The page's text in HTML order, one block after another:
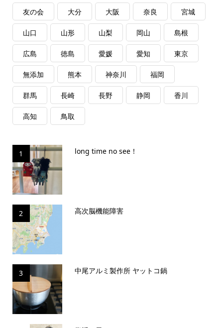
友の会 大分 大阪 奈良 宮城
山口 山形 山梨 岡山 島根
広島 徳島 愛媛 愛知 東京
無添加 熊本 神奈川 福岡
群馬 長崎 長野 静岡 香川
高知 鳥取
1 long time no see！
2 高次脳機能障害
3 中尾アルミ製作所 ヤットコ鍋